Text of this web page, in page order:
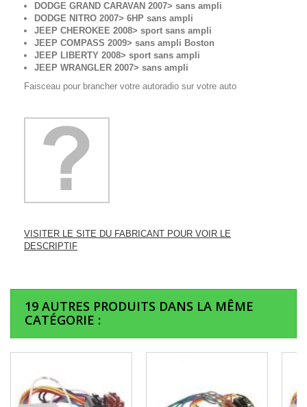
DODGE GRAND CARAVAN 2007> sans ampli
DODGE NITRO 2007> 6HP sans ampli
JEEP CHEROKEE 2008> sport sans ampli
JEEP COMPASS 2009> sans ampli Boston
JEEP LIBERTY 2008> sport sans ampli
JEEP WRANGLER 2007> sans ampli
Faisceau pour brancher votre autoradio sur votre auto
VISITER LE SITE DU FABRICANT POUR VOIR LE
DESCRIPTIF
19 AUTRES PRODUITS DANS LA MÊME
CATÉGORIE :